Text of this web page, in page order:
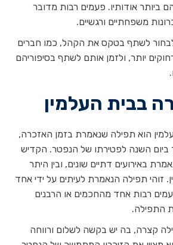
ביותר אודותיו. פעמים רבות מדובר
משפחתיים ורגשיים.
לשתף בטקס את הקהל, כמו חברים
יותר, ולזמן אותם לשתף בסיפוריהם
בבית העלמין
הוא תפילה שנאמרת בזמן האזכרה,
ביום השנה לפטירתו של הנפטר. הקדיש
באירועים דתיים שונים, ובין היתר
זוהי תפילה הנאמרת לעיתים על ידי אחד
רבות אחד מהחכמים או הרבנים
התפילה.
קצרה, בה יש בקשה לשלום ורווחה